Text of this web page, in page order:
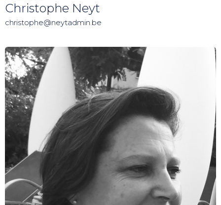
Christophe Neyt
christophe@neytadmin.be